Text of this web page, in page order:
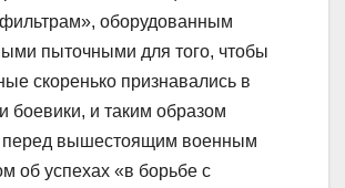
оборудованным
пыточными для того, чтобы
скоренько признавались в
боевики, и таким образом
перед вышестоящим военным
об успехах «в борьбе с